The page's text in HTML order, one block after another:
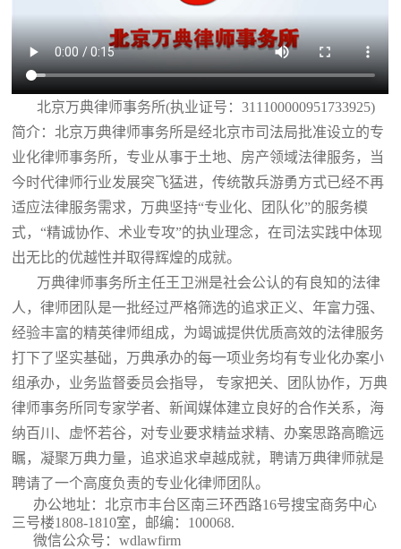
北京万典律师事务所(执业证号：311100000951733925)
简介：北京万典律师事务所是经北京市司法局批准设立的专
业化律师事务所，专业从事于土地、房产领域法律服务，当
今时代律师行业发展突飞猛进，传统散兵游勇方式已经不再
适应法律服务需求，万典坚持“专业化、团队化”的服务模
式，“精诚协作、术业专攻”的执业理念，在司法实践中体现
出无比的优越性并取得辉煌的成就。
万典律师事务所主任王卫洲是社会公认的有良知的法律
人，律师团队是一批经过严格筛选的追求正义、年富力强、
经验丰富的精英律师组成，为竭诚提供优质高效的法律服务
打下了坚实基础，万典承办的每一项业务均有专业化办案小
组承办，业务监督委员会指导， 专家把关、团队协作，万典
律师事务所同专家学者、新闻媒体建立良好的合作关系，海
纳百川、虚怀若谷，对专业要求精益求精、办案思路高瞻远
瞩，凝聚万典力量，追求追求卓越成就，聘请万典律师就是
聘请了一个高度负责的专业化律师团队。
办公地址：北京市丰台区南三环西路16号搜宝商务中心
三号楼1808-1810室 ，邮编：100068.
微信公众号：wdlawfirm